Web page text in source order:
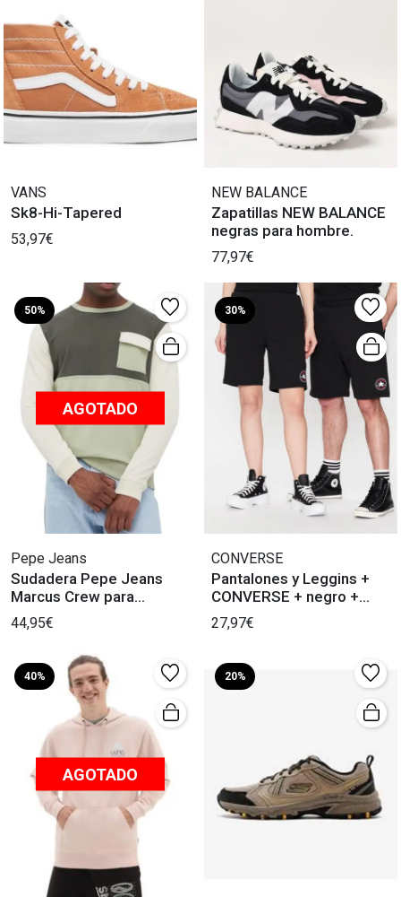
VANS
Sk8-Hi-Tapered
53,97€
NEW BALANCE
Zapatillas NEW BALANCE
negras para hombre.
77,97€
50%
AGOTADO
Pepe Jeans
Sudadera Pepe Jeans
Marcus Crew para
Hombres
44,95€
30%
CONVERSE
Pantalones y Leggins +
CONVERSE + negro +
Hombre.
27,97€
40%
AGOTADO
20%